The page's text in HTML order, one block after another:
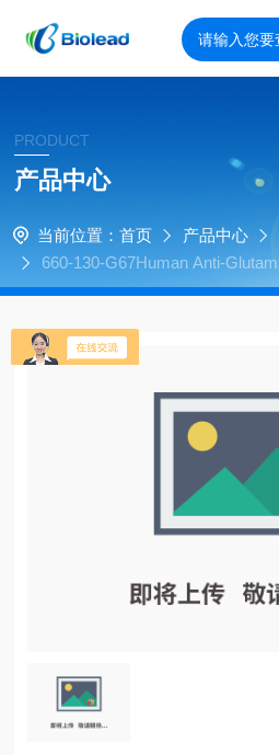
PRODUCT
产品中心
当前位置： 首页 产品中心
660-130-G67Human Anti-
67 (GAD67) IgG ELISA Kit